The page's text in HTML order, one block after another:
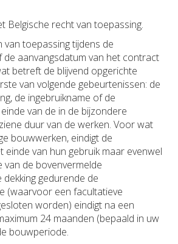
Belgische recht van toepassing.
van toepassing tijdens de
aanvangsdatum van het contract
betreft de blijvend opgerichte
van volgende gebeurtenissen: de
de ingebruikname of de
van de in de bijzondere
duur van de werken. Voor wat
bouwwerken, eindigt de
einde van hun gebruik maar evenwel
van de bovenvermelde
gedurende de
(waarvoor een facultatieve
worden) eindigt na een
24 maanden (bepaald in uw
bouwperiode.